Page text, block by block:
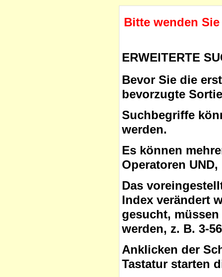
Bitte wenden
ERWEITERTE
Bevor Sie die
bevorzugte
Suchbegriffe
werden.
Es können
Operatoren
Das
Index verändert
gesucht,
werden, z. B. 3-
Anklicken der
Tastatur starten